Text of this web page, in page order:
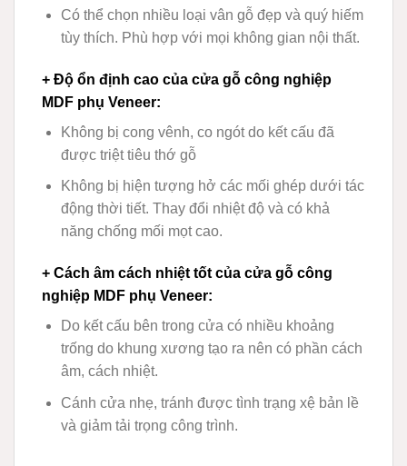
Có thể chọn nhiều loại vân gỗ đẹp và quý hiếm
tùy thích. Phù hợp với mọi không gian nội thất.
+ Độ ổn định cao của cửa gỗ công nghiệp
MDF phụ Veneer:
Không bị cong vênh, co ngót do kết cấu đã
được triệt tiêu thớ gỗ
Không bị hiện tượng hở các mối ghép dưới tác
động thời tiết. Thay đổi nhiệt độ và có khả
năng chống mối mọt cao.
+ Cách âm cách nhiệt tốt của cửa gỗ công
nghiệp MDF phụ Veneer:
Do kết cấu bên trong cửa có nhiều khoảng
trống do khung xương tạo ra nên có phần cách
âm, cách nhiệt.
Cánh cửa nhẹ, tránh được tình trạng xệ bản lề
và giảm tải trọng công trình.